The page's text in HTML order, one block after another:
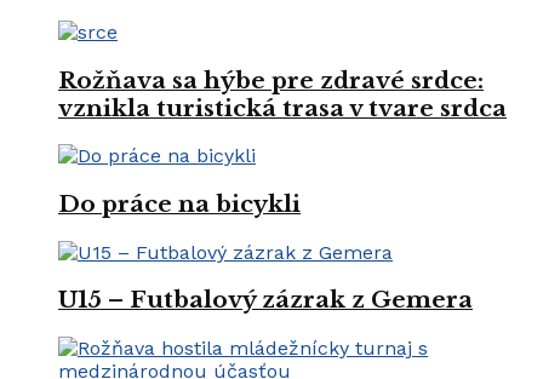
Rožňava sa hýbe pre zdravé srdce:
vznikla turistická trasa v tvare srdca
Do práce na bicykli
U15 – Futbalový zázrak z Gemera